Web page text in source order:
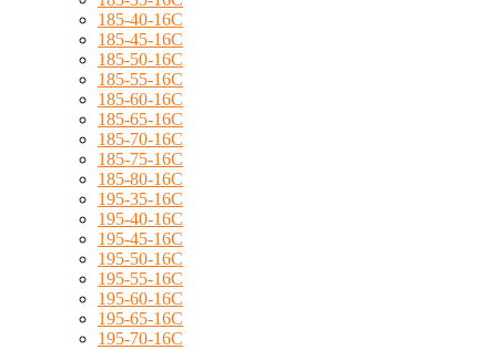
185-40-16C
185-45-16C
185-50-16C
185-55-16C
185-60-16C
185-65-16C
185-70-16C
185-75-16C
185-80-16C
195-35-16C
195-40-16C
195-45-16C
195-50-16C
195-55-16C
195-60-16C
195-65-16C
195-70-16C